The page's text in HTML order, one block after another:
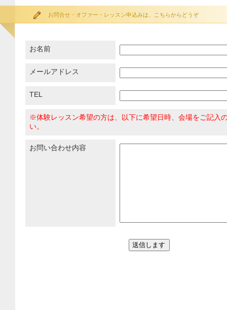
お問合せ・オファー・レッスン申込みは、こちらからどうぞ
お名前
メールアドレス
TEL
※体験レッスン希望の方は、以下に希望日時、会場をご記入
い。
お問い合わせ内容